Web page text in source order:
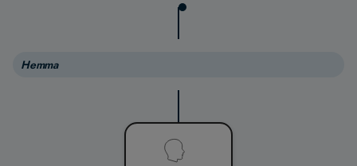
Hemma